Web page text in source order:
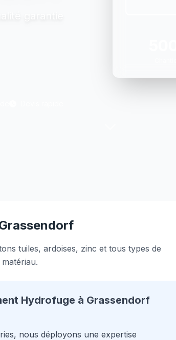
tuiles, ardoises, zinc et tous types de
Hydrofuge à Grassendorf
nous déployons une expertise